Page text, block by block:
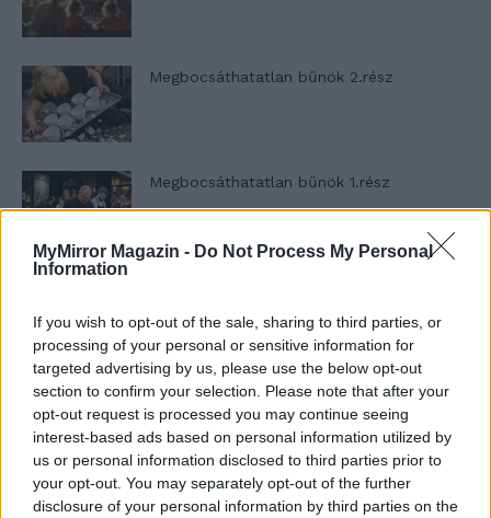
MyMirror Magazin - Do Not Process My Personal
Information
If you wish to opt-out of the sale, sharing to third parties, or
processing of your personal or sensitive information for
targeted advertising by us, please use the below opt-out
section to confirm your selection. Please note that after your
opt-out request is processed you may continue seeing
interest-based ads based on personal information utilized by
us or personal information disclosed to third parties prior to
your opt-out. You may separately opt-out of the further
disclosure of your personal information by third parties on the
Megbocsáthatatlan bűnök 2.rész
Megbocsáthatatlan bűnök 1.rész
Minka 12. rész
Minka 11. rész